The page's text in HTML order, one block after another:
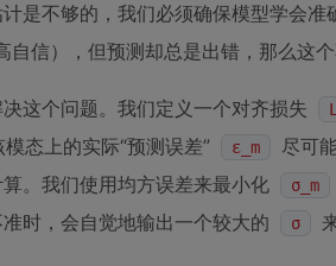
是不够的，我们必须确保模型学会
高自信），但预测却总是出错，那么这
这个问题。我们定义一个对齐损失
态上的实际“预测误差” ε_m
尽可
。我们使用均方误差来最小化
σ_m
时，会自觉地输出一个较大的
σ